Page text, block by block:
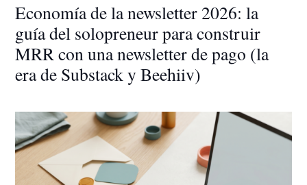
Economía de la newsletter 2026: la
guía del solopreneur para construir
MRR con una newsletter de pago (la
era de Substack y Beehiiv)